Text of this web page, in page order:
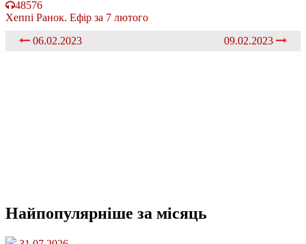
48576
Хеппі Ранок. Ефір за 7 лютого
06.02.2023
09.02.2023
Найпопулярніше за місяць